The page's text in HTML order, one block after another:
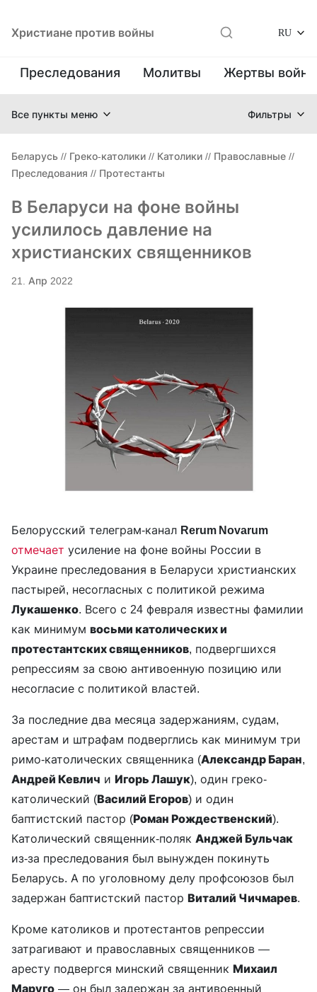
Христиане против войны RU
Преследования Молитвы Жертвы
Все пункты меню Фильтры
Беларусь // Греко-католики // Католики // Православные //
Преследования // Протестанты
В Беларуси на фоне войны
усилилось давление на
христианских священников
21. Апр 2022
Белорусский телеграм-канал Rerum Novarum
отмечает усиление на фоне войны России в
Украине преследования в Беларуси христианских
пастырей, несогласных с политикой режима
Лукашенко. Всего с 24 февраля известны фамилии
как минимум восьми католических и
протестантских священников, подвергшихся
репрессиям за свою антивоенную позицию или
несогласие с политикой властей.
За последние два месяца задержаниям, судам,
арестам и штрафам подверглись как минимум три
римо-католических священника (Александр Баран,
Андрей Кевлич и Игорь Лашук), один греко-
католический (Василий Егоров) и один
баптистский пастор (Роман Рождественский).
Католический священник-поляк Анджей Бульчак
из-за преследования был вынужден покинуть
Беларусь. А по уголовному делу профсоюзов был
задержан баптистский пастор Виталий Чичмарев.
Кроме католиков и протестантов репрессии
затрагивают и православных священников —
аресту подвергся минский священник Михаил
Маруго — он был задержан за антивоенный